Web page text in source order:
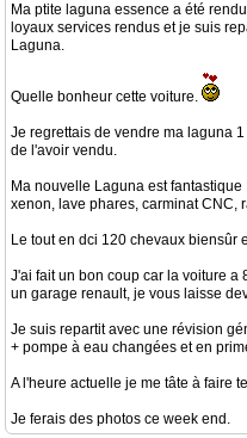
Ma ptite laguna essence a été
loyaux services rendus et je suis
Laguna.
Quelle bonheur cette voiture.
Je regrettais de vendre ma laguna
de l'avoir vendu.
Ma nouvelle Laguna est
xenon, lave phares, carminat CNC,
Le tout en dci 120 chevaux biensûr
J'ai fait un bon coup car la voiture a
un garage renault, je vous laisse
Je suis repartit avec une révision
+ pompe à eau changées et en
A l'heure actuelle je me tâte à faire
Je ferais des photos ce week end.